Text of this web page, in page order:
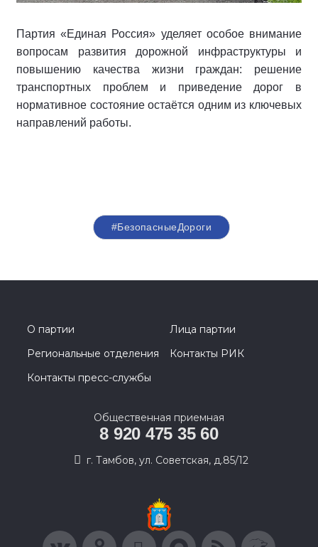
Партия «Единая Россия» уделяет особое внимание
вопросам развития дорожной инфраструктуры и
повышению качества жизни граждан: решение
транспортных проблем и приведение дорог в
нормативное состояние остаётся одним из ключевых
направлений работы.
#БезопасныеДороги
О партии
Лица партии
Региональные отделения
Контакты РИК
Контакты пресс-службы
Общественная приемная
8 920 475 35 60
г. Тамбов, ул. Советская, д.85/12